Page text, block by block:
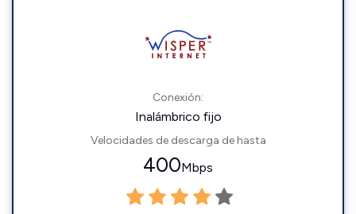
Conexión:
Inalámbrico fijo
Velocidades de descarga de hasta
400Mbps